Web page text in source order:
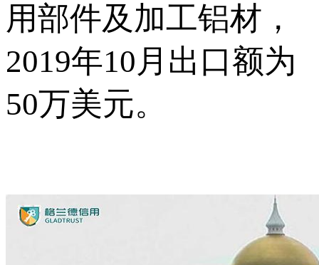
用部件及加工铝材，
2019年10月出口额为
50万美元。